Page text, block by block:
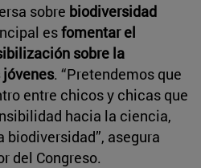
sobre biodiversidad
esfomentar el
sobre la
. “Pretendemos que
entre chicos y chicas que
hacia la ciencia,
asegura
del Congreso.